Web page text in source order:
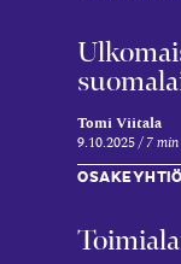
Tomi Viitala
9.10.2025 7 min
OSAKEYHTIÖ